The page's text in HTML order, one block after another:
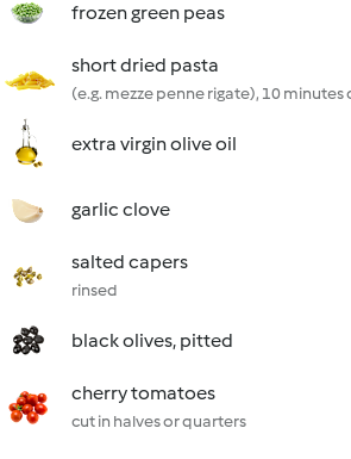
frozen green peas
short dried pasta
(e.g. mezze penne rigate), 10
extra virgin olive oil
garlic clove
salted capers
rinsed
black olives, pitted
cherry tomatoes
cut in halves or quarters